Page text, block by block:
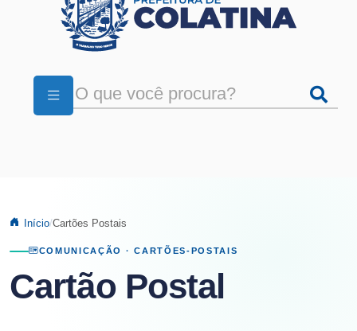
Início Cartões Postais
COMUNICAÇÃO · CARTÕES-POSTAIS
Cartão Postal